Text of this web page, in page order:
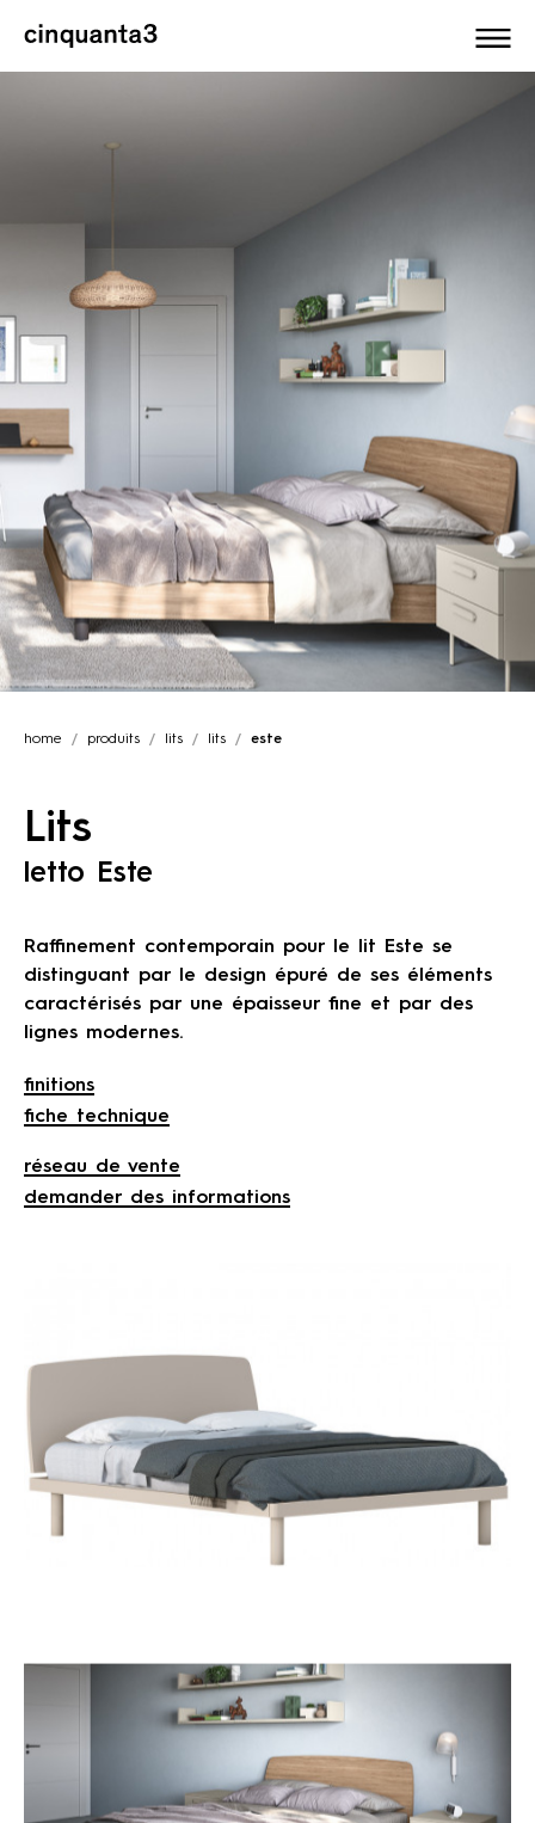
Cinquanta3
home produits lits lits este
Lits
letto Este
Raffinement contemporain pour le lit Este se
distinguant par le design épuré de ses éléments
caractérisés par une épaisseur fine et par des
lignes modernes.
finitions
fiche technique
réseau de vente
demander des informations